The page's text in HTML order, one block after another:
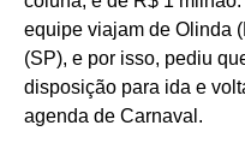
equipe viajam de Olinda
(SP), e por isso, pediu
disposição para ida e
agenda de Carnaval.